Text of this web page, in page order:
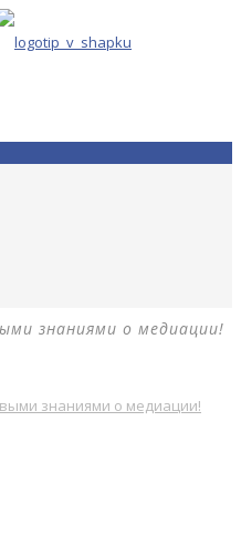
знаниями о медиации!
знаниями о медиации!